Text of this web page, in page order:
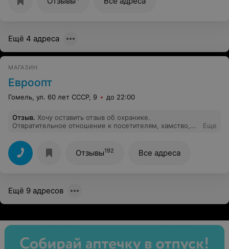
меньше..Потом увидела ,что пробит один и тот же
Ещё 4 адреса
МАГАЗИН
Евроопт
Гомель, ул. 60 лет СССР, 9 до 22:00
Отзыв. Хочу оставить отзыв об охранике.
Отвратительное отношение к посетителям, хамство,
разговаривает на повышенных тонах в приказном
порядке, разговаривает с посетителями на "ты". Грубит
посетителям без причины.
Еще
Отзывы192 Все адреса
Ещё 9 адресов